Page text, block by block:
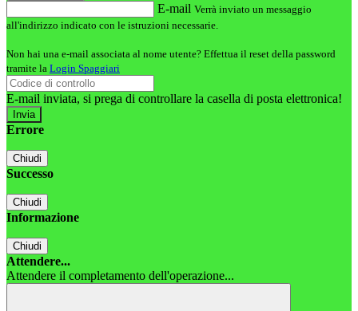
E-mail Verrà inviato un messaggio
all'indirizzo indicato con le istruzioni necessarie.
Non hai una e-mail associata al nome utente? Effettua il reset della password
tramite la Login Spaggiari
E-mail inviata, si prega di controllare la casella di posta elettronica!
Errore
Chiudi
Successo
Chiudi
Informazione
Chiudi
Attendere...
Attendere il completamento dell'operazione...